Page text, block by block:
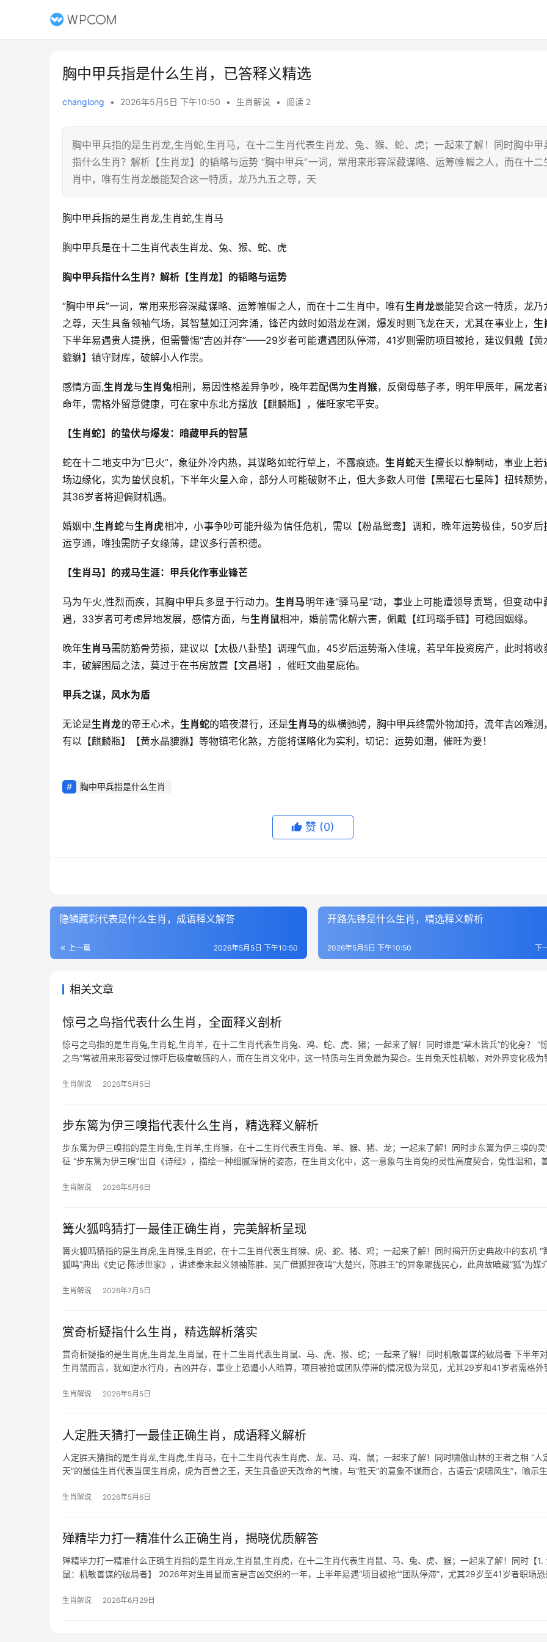
胸中甲兵指是什么生肖，已答释义精选
changlong • 2026年5月5日 下午10:50 • 生肖解说 • 阅读 2
胸中甲兵指的是生肖龙,生肖蛇,生肖马，在十二生肖代表生肖龙、兔、猴、蛇、虎；一起来了解！同时胸中甲
指什么生肖？解析【生肖龙】的韬略与运势 “胸中甲兵”一词，常用来形容深藏谋略、运筹帷幄之人，而在十二
肖中，唯有生肖龙最能契合这一特质，龙乃九五之尊，天
胸中甲兵指的是生肖龙,生肖蛇,生肖马
胸中甲兵是在十二生肖代表生肖龙、兔、猴、蛇、虎
胸中甲兵指什么生肖？解析【生肖龙】的韬略与运势
“胸中甲兵”一词，常用来形容深藏谋略、运筹帷幄之人，而在十二生肖中，唯有生肖龙最能契合这一特质，龙乃
之尊，天生具备领袖气场，其智慧如江河奔涌，锋芒内敛时如潜龙在渊，爆发时则飞龙在天，尤其在事业上， 生
下半年易遇贵人提携，但需警惕“吉凶并存”——29岁者可能遭遇团队停滞，41岁则需防项目被抢，建议佩戴【黄
貔貅】镇守财库，破解小人作祟。
感情方面,生肖龙与生肖兔相刑，易因性格差异争吵，晚年若配偶为生肖猴，反倒母慈子孝，明年甲辰年，属龙者
命年，需格外留意健康，可在家中东北方摆放【麒麟瓶】，催旺家宅平安。
【生肖蛇】的蛰伏与爆发：暗藏甲兵的智慧
蛇在十二地支中为“巳火”，象征外冷内热，其谋略如蛇行草上，不露痕迹。生肖蛇天生擅长以静制动，事业上若
场边缘化，实为蛰伏良机，下半年火星入命，部分人可能破财不止，但大多数人可借【黑曜石七星阵】扭转颓势
其36岁者将迎偏财机遇。
婚姻中,生肖蛇与生肖虎相冲，小事争吵可能升级为信任危机，需以【粉晶鸳鸯】调和，晚年运势极佳，50岁后
运亨通，唯独需防子女缘薄，建议多行善积德。
【生肖马】的戎马生涯：甲兵化作事业锋芒
马为午火,性烈而疾，其胸中甲兵多显于行动力。 生肖马明年逢“驿马星”动，事业上可能遭领导责骂，但变动中
遇，33岁者可考虑异地发展，感情方面，与生肖鼠相冲，婚前需化解六害，佩戴【红玛瑙手链】可稳固姻缘。
晚年生肖马需防筋骨劳损，建议以【太极八卦垫】调理气血，45岁后运势渐入佳境，若早年投资房产，此时将收
丰，破解困局之法，莫过于在书房放置【文昌塔】，催旺文曲星庇佑。
甲兵之谋，风水为盾
无论是生肖龙的帝王心术， 生肖蛇的暗夜潜行，还是生肖马的纵横驰骋，胸中甲兵终需外物加持，流年吉凶难测
有以【麒麟瓶】【黄水晶貔貅】等物镇宅化煞，方能将谋略化为实利，切记：运势如潮，催旺为要！
胸中甲兵指是什么生肖
赞 (0)
隐鳞藏彩代表是什么生肖，成语释义解答
上一篇 2026年5月5日 下午10:50
开路先锋是什么生肖，精选释义解析
下
2026年5月5日 下午10:50
相关文章
惊弓之鸟指代表什么生肖，全面释义剖析
惊弓之鸟指的是生肖兔,生肖蛇,生肖羊，在十二生肖代表生肖兔、鸡、蛇、虎、猪；一起来了解！同时谁是“草木皆兵”的化身？ “
之鸟”常被用来形容受过惊吓后极度敏感的人，而在生肖文化中，这一特质与生肖兔最为契合。生肖兔天性机敏，对外界变化极为
生肖解说 2026年5月5日
步东篱为伊三嗅指代表什么生肖，精选释义解析
步东篱为伊三嗅指的是生肖兔,生肖羊,生肖猴，在十二生肖代表生肖兔、羊、猴、猪、龙；一起来了解！同时步东篱为伊三嗅的灵
征 “步东篱为伊三嗅”出自《诗经》，描绘一种细腻深情的姿态，在生肖文化中，这一意象与生肖兔的灵性高度契合，兔性温和，
生肖解说 2026年5月6日
篝火狐鸣猜打一最佳正确生肖，完美解析呈现
篝火狐鸣猜指的是生肖虎,生肖猴,生肖蛇，在十二生肖代表生肖猴、虎、蛇、猪、鸡；一起来了解！同时揭开历史典故中的玄机 “
狐鸣”典出《史记·陈涉世家》，讲述秦末起义领袖陈胜、吴广借狐狸夜鸣“大楚兴，陈胜王”的异象聚拢民心，此典故暗藏“狐”为媒
生肖解说 2026年7月5日
赏奇析疑指什么生肖，精选解析落实
赏奇析疑指的是生肖虎,生肖龙,生肖鼠，在十二生肖代表生肖鼠、马、虎、猴、蛇；一起来了解！同时机敏善谋的破局者 下半年
生肖鼠而言，犹如逆水行舟，吉凶并存，事业上恐遭小人暗算，项目被抢或团队停滞的情况极为常见，尤其29岁和41岁者需格外
生肖解说 2026年5月5日
人定胜天猜打一最佳正确生肖，成语释义解析
人定胜天猜指的是生肖龙,生肖虎,生肖马，在十二生肖代表生肖虎、龙、马、鸡、鼠；一起来了解！同时啸傲山林的王者之相 “人
天”的最佳生肖代表当属生肖虎，虎为百兽之王，天生具备逆天改命的气魄，与“胜天”的意象不谋而合，古语云“虎啸风生”，喻示
生肖解说 2026年5月6日
殚精毕力打一精准什么正确生肖，揭晓优质解答
殚精毕力打一精准什么正确生肖指的是生肖龙,生肖鼠,生肖虎，在十二生肖代表生肖鼠、马、兔、虎、猴；一起来了解！同时【1.
鼠：机敏善谋的破局者】 2026年对生肖鼠而言是吉凶交织的一年，上半年易遇“项目被抢”“团队停滞”，尤其29岁至41岁者职场恐
生肖解说 2026年6月29日